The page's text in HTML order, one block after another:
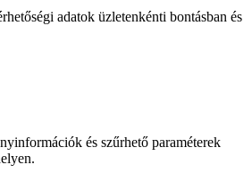
adatok üzletenkénti bontásban és
és szűrhető paraméterek